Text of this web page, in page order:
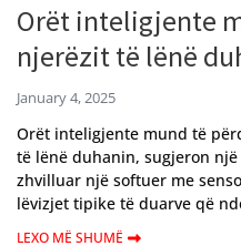
Orët inteligjente
njerëzit të lënë
January 4, 2025
Orët inteligjente mund të
të lënë duhanin, sugjeron
zhvilluar një softuer me
lëvizjet tipike të duarve që
LEXO MË SHUMË